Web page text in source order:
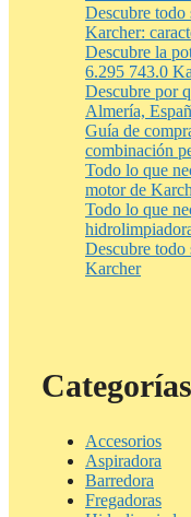
Descubre todo
Karcher:
Descubre la
6.295 743.0
Descubre por
Almería,
Guía de
combinación
Todo lo que
motor de
Todo lo que
Descubre todo
Karcher
Categorías
Accesorios
Aspiradora
Barredora
Fregadoras